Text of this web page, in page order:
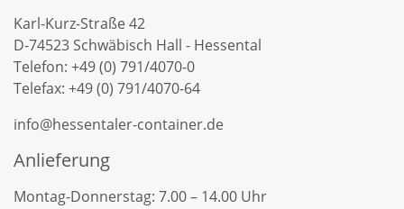
Karl-Kurz-Straße 42
D-74523 Schwäbisch Hall - Hessental
Telefon: +49 (0) 791/4070-0
Telefax: +49 (0) 791/4070-64
info@hessentaler-container.de
Anlieferung
Montag-Donnerstag: 7.00 – 14.00 Uhr